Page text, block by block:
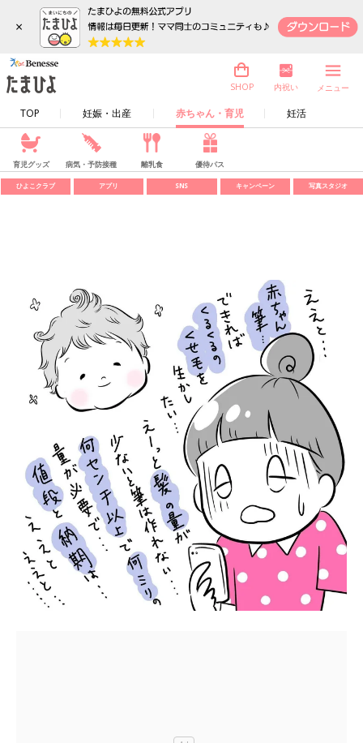
×
TOP 妊娠・出産 赤ちゃん・育児 妊活
SHOP 内祝い メニュー
育児グッズ 病気・予防接種 離乳食 優待パス
ひよこクラブ アプリ SNS キャンペーン 写真スタジオ